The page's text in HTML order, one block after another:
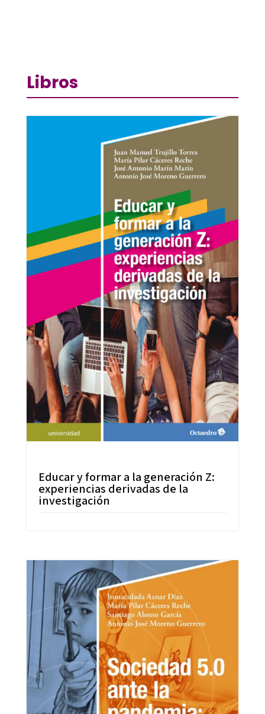
Libros
Educar y formar a la generación Z:
experiencias derivadas de la
investigación